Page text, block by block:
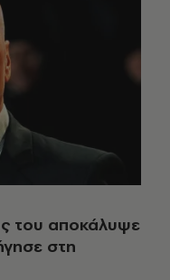
του αποκάλυψε
στη